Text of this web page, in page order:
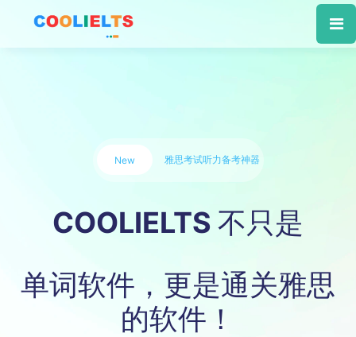
New 雅思考试听力备考神器
COOLIELTS 不只是
单词软件，更是通关雅思
的软件！